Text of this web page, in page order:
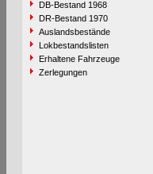
DB-Bestand 1968
DR-Bestand 1970
Auslandsbestände
Lokbestandslisten
Erhaltene Fahrzeuge
Zerlegungen